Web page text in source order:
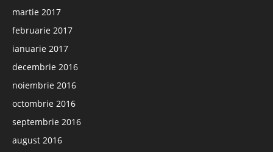
martie 2017
februarie 2017
ianuarie 2017
decembrie 2016
noiembrie 2016
octombrie 2016
septembrie 2016
august 2016